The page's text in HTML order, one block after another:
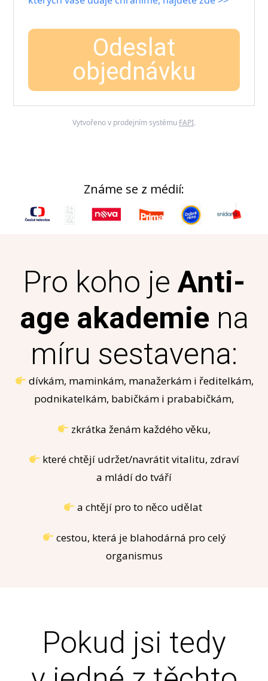
Odeslat
objednávku
Vytvořeno v prodejním systému FAPI.
Známe se z médií:
Pro koho je Anti-
age akademie na
míru sestavena:
dívkám, maminkám, manažerkám i ředitelkám,
podnikatelkám, babičkám i prababičkám,
zkrátka ženám každého věku,
které chtějí udržet/navrátit vitalitu, zdraví
a mládí do tváří
a chtějí pro to něco udělat
cestou, která je blahodárná pro celý
organismus
Pokud jsi tedy